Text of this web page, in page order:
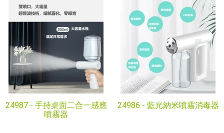
24987 - 手持桌面二合一感應
噴霧器
24986 - 藍光納米噴霧消毒器